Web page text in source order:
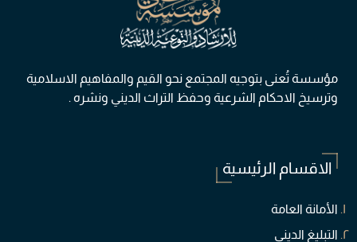
مؤسسة تُعنی بتوجيه المجتمع نحو القيم والمفاهيم الاسلامية
وترسيخ الاحكام الشرعية وحفظ التراث الديني ونشره .
الاقسام الرئيسية
الأمانة العامة
التبليغ الديني